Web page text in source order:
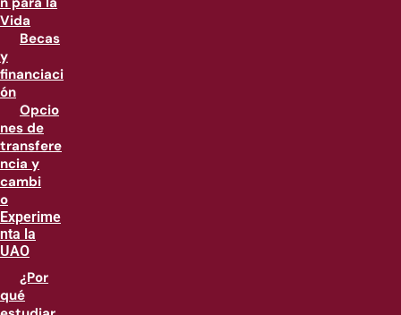
Vida
Becas
y
financiaci
ón
Opcio
nes de
transfere
ncia y
cambi
o
Experime
nta la
UAO
¿Por
qué